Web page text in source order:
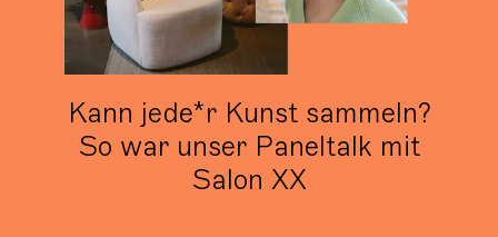
Kann jede*r Kunst sammeln?
So war unser Paneltalk mit
Salon XX